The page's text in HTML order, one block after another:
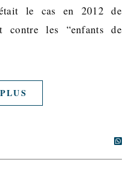
le cas en 2012 de
contre les “enfants de